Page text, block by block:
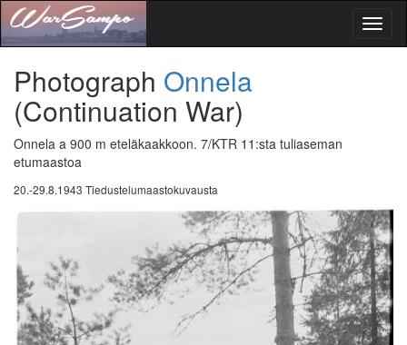
Photograph Onnela
(Continuation War)
Onnela a 900 m eteläkaakkoon. 7/KTR 11:sta tuliaseman
etumaastoa
20.-29.8.1943 Tiedustelumaastokuvausta